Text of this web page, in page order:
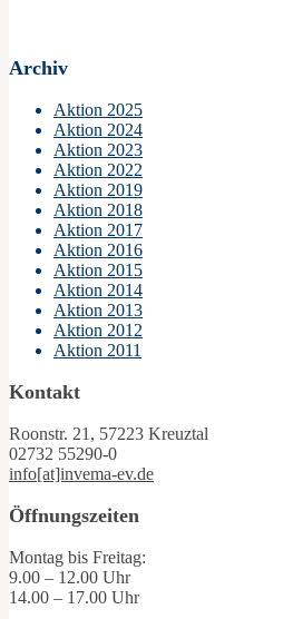
Archiv
Aktion 2025
Aktion 2024
Aktion 2023
Aktion 2022
Aktion 2019
Aktion 2018
Aktion 2017
Aktion 2016
Aktion 2015
Aktion 2014
Aktion 2013
Aktion 2012
Aktion 2011
Kontakt
Roonstr. 21, 57223 Kreuztal
02732 55290-0
info[at]invema-ev.de
Öffnungszeiten
Montag bis Freitag:
9.00 – 12.00 Uhr
14.00 – 17.00 Uhr